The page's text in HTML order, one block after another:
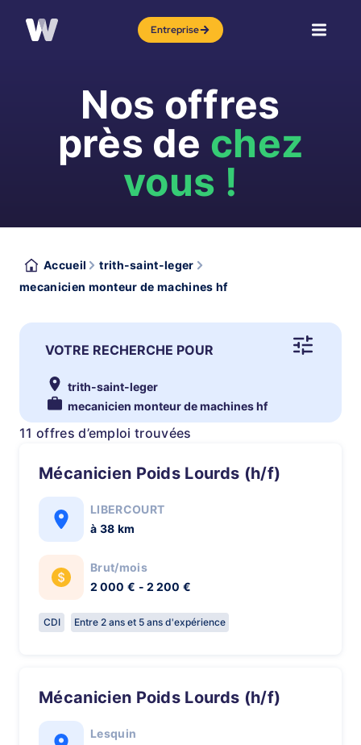
Entreprise
Nos offres
près de chez
vous !
Accueil
trith-saint-leger
mecanicien monteur de machines hf
VOTRE RECHERCHE POUR
trith-saint-leger
mecanicien monteur de machines hf
11 offres d’emploi trouvées
Mécanicien Poids Lourds (h/f)
LIBERCOURT
à 38 km
Brut/mois
2 000 € - 2 200 €
CDI Entre 2 ans et 5 ans d'expérience
Mécanicien Poids Lourds (h/f)
Lesquin